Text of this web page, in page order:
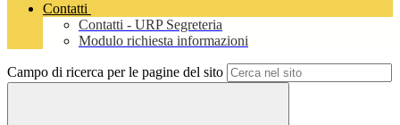
Contatti
Contatti - URP Segreteria
Modulo richiesta informazioni
Campo di ricerca per le pagine del sito